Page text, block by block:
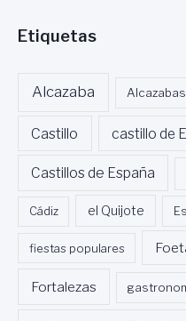
Etiquetas
Alcazaba Alcazabas
Castillo castillo de
Castillos de España
Cádiz el Quijote
fiestas populares
Fortalezas